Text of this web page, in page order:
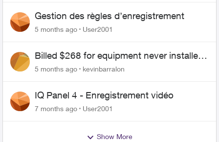
Gestion des règles d’enregistrement
5 months ago User2001
Billed $268 for equipment never installed,
admitted error, still sent me to collections
5 months ago kevinbarralon
IQ Panel 4 - Enregistrement vidéo
7 months ago User2001
Show More